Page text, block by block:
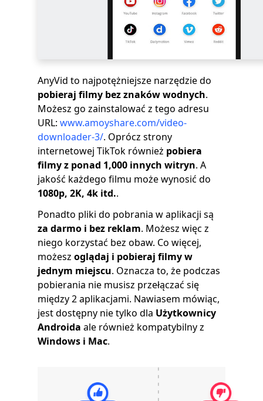
AnyVid to najpotężniejsze narzędzie do
pobieraj filmy bez znaków wodnych.
Możesz go zainstalować z tego adresu
URL: www.amoyshare.com/video-
downloader-3/. Oprócz strony
internetowej TikTok również pobiera
filmy z ponad 1,000 innych witryn. A
jakość każdego filmu może wynosić do
1080p, 2K, 4k itd..
Ponadto pliki do pobrania w aplikacji są
za darmo i bez reklam. Możesz więc z
niego korzystać bez obaw. Co więcej,
możesz oglądaj i pobieraj filmy w
jednym miejscu. Oznacza to, że podczas
pobierania nie musisz przełączać się
między 2 aplikacjami. Nawiasem mówiąc,
jest dostępny nie tylko dla Użytkownicy
Androida ale również kompatybilny z
Windows i Mac.